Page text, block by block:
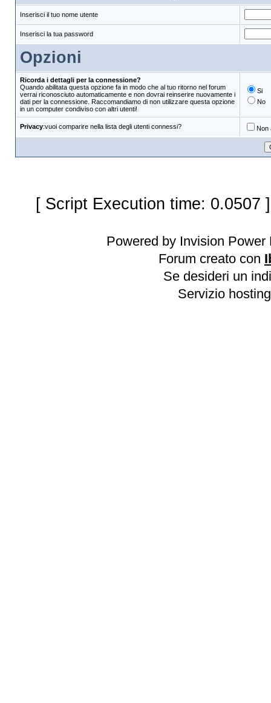
Inserisci il tuo nome utente
Inserisci la tua password
Opzioni
Ricorda i dettagli per la connessione?
Quando abilitata questa opzione fa in modo che al tuo ritorno nel forum
verrai riconosciuto automaticamente e non dovrai reinserire nuovamente i
dati per la connessione. Raccomandiamo di non utilizzare questa opzione
in un computer condiviso con altri utenti!
Si
No
Privacy:vuoi comparire nella lista degli utenti connessi? Non
[ Script Execution time:
Powered by Invision
Forum creato con
Se desideri un
Servizio